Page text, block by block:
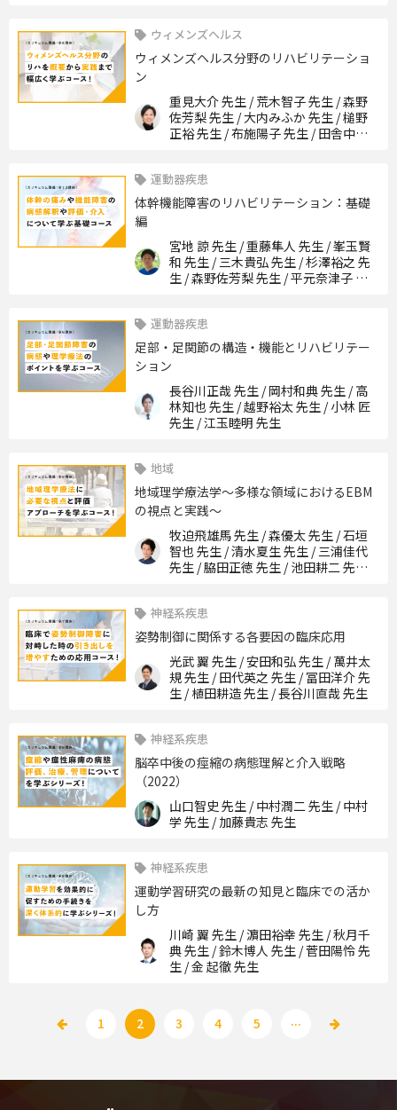
ウィメンズヘルス
ウィメンズヘルス分野のリハビリテーショ
ン
重見大介 先生 / 荒木智子 先生 / 森野
佐芳梨 先生 / 大内みふか 先生 / 槌野
正裕 先生 / 布施陽子 先生 / 田舎中真
運動器疾患
体幹機能障害のリハビリテーション：基礎
編
宮地 諒 先生 / 重藤隼人 先生 / 峯玉賢
和 先生 / 三木貴弘 先生 / 杉澤裕之 先
生 / 森野佐芳梨 先生 / 平元奈津子 先
運動器疾患
足部・足関節の構造・機能とリハビリテー
ション
長谷川正哉 先生 / 岡村和典 先生 / 高
林知也 先生 / 越野裕太 先生 / 小林 匠
先生 / 江玉睦明 先生
地域
地域理学療法学〜多様な領域におけるEBM
の視点と実践〜
牧迫飛雄馬 先生 / 森優太 先生 / 石垣
智也 先生 / 清水夏生 先生 / 三浦佳代
先生 / 脇田正徳 先生 / 池田耕二 先生 /
神経系疾患
姿勢制御に関係する各要因の臨床応用
光武 翼 先生 / 安田和弘 先生 / 萬井太
規 先生 / 田代英之 先生 / 冨田洋介 先
生 / 植田耕造 先生 / 長谷川直哉 先生
神経系疾患
脳卒中後の痙縮の病態理解と介入戦略
（2022）
山口智史 先生 / 中村潤二 先生 / 中村
学 先生 / 加藤貴志 先生
神経系疾患
運動学習研究の最新の知見と臨床での活か
し方
川崎 翼 先生 / 濵田裕幸 先生 / 秋月千
典 先生 / 鈴木博人 先生 / 菅田陽怜 先
生 / 金 起徹 先生
1 2 3 4 5 ...